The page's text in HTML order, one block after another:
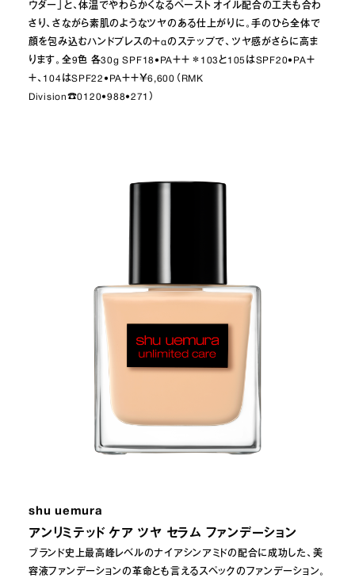
ウダー」と、体温でやわらかくなるペースト オイル配合の工夫も合わ
さり、さながら素肌のようなツヤのある仕上がりに。手のひら全体で
顔を包み込むハンドプレスの＋αのステップで、ツヤ感がさらに高ま
ります。全9色 各30g SPF18•PA＋＋ ＊103と105はSPF20•PA＋
＋、104はSPF22•PA＋＋￥6,600（RMK
Division☎︎0120•988•271）
shu uemura
アンリミテッド ケア ツヤ セラム ファンデーション
ブランド史上最高峰レベルのナイアシンアミドの配合に成功した、美
容液ファンデーションの革命とも言えるスペックのファンデーション。